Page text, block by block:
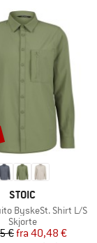
MÆRKE
STOIC
ByskeSt. Shirt L/S
Produktgruppe
Skjorte
Pris
€ Nedsat pris
fra 40,48 €